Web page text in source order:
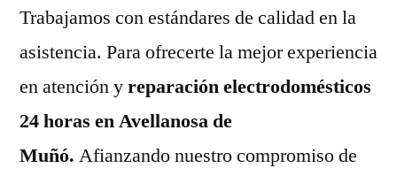
Trabajamos con estándares de calidad en la
asistencia. Para ofrecerte la mejor experiencia
en atención yreparación electrodomésticos
24 horas en Avellanosa de
Muñó. Afianzando nuestro compromiso de